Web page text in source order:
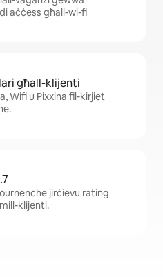
aċċess għall-wi-fi
għall-klijenti
Wifi u Pixxina fil-kirjiet
jirċievu rating
klijenti.